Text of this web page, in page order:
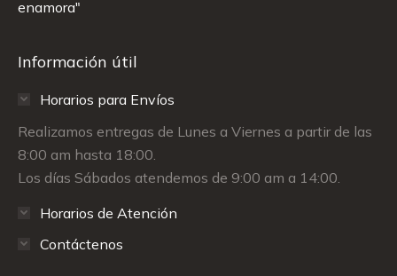
Información útil
Horarios para Envíos
Realizamos entregas de Lunes a Viernes a partir de las
8:00 am hasta 18:00.
Los días Sábados atendemos de 9:00 am a 14:00.
Horarios de Atención
Contáctenos